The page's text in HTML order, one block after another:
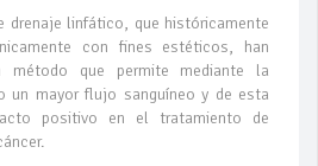
drenaje linfático, que históricamente
con fines estéticos, han
método que permite mediante la
un mayor flujo sanguíneo y de esta
positivo en el tratamiento de